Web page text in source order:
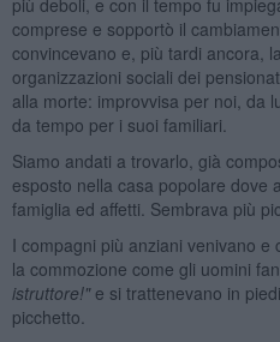
comprese e sopportò il
convincevano e, più tardi ancora,
organizzazioni sociali dei
alla morte: improvvisa per noi, da
da tempo per i suoi familiari.
Siamo andati a trovarlo, già
esposto nella casa popolare dove
famiglia ed affetti. Sembrava più
I compagni più anziani venivano e
la commozione come gli uomini
istruttore!"e si trattenevano in
picchetto.